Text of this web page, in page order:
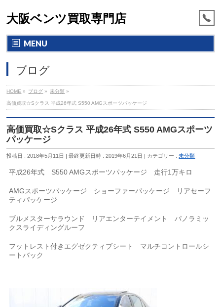
大阪ベンツ買取専門店
MENU
ブログ
HOME » ブログ » 未分類 »
高価買取☆Sクラス 平成26年式 S550 AMGスポーツパッケージ
高価買取☆Sクラス 平成26年式 S550 AMGスポーツ
パッケージ
投稿日 : 2018年5月11日 最終更新日時 : 2019年6月21日 カテゴリー :未分類
平成26年式 S550 AMGスポーツパッケージ 走行1万キロ
AMGスポーツパッケージ ショーファーパッケージ リアセーフ
ティパッケージ
ブルメスターサラウンド リアエンターテイメント パノラミッ
クスライディングルーフ
フットレスト付きエグゼクティブシート マルチコントロールシ
ートバック